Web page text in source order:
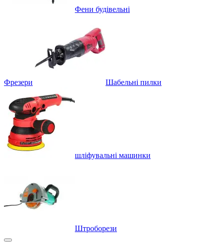
Фени будівельні
Фрезери Шабельні пилки
шліфувальні машинки
Штроборези